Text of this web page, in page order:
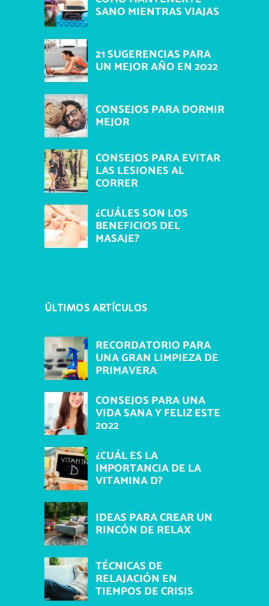
SANO MIENTRAS VIAJAS
21 SUGERENCIAS PARA
UN MEJOR AÑO EN 2022
CONSEJOS PARA DORMIR
MEJOR
CONSEJOS PARA EVITAR
LAS LESIONES AL
CORRER
¿CUÁLES SON LOS
BENEFICIOS DEL
MASAJE?
ÚLTIMOS ARTÍCULOS
RECORDATORIO PARA
UNA GRAN LIMPIEZA DE
PRIMAVERA
CONSEJOS PARA UNA
VIDA SANA Y FELIZ ESTE
2022
¿CUÁL ES LA
IMPORTANCIA DE LA
VITAMINA D?
IDEAS PARA CREAR UN
RINCÓN DE RELAX
TÉCNICAS DE
RELAJACIÓN EN
TIEMPOS DE CRISIS